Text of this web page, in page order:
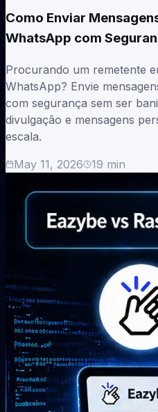
Como Enviar
WhatsApp com
Procurando um remetente
WhatsApp? Envie
com segurança sem ser
divulgação e mensagens
escala.
May 11, 2026
19 min